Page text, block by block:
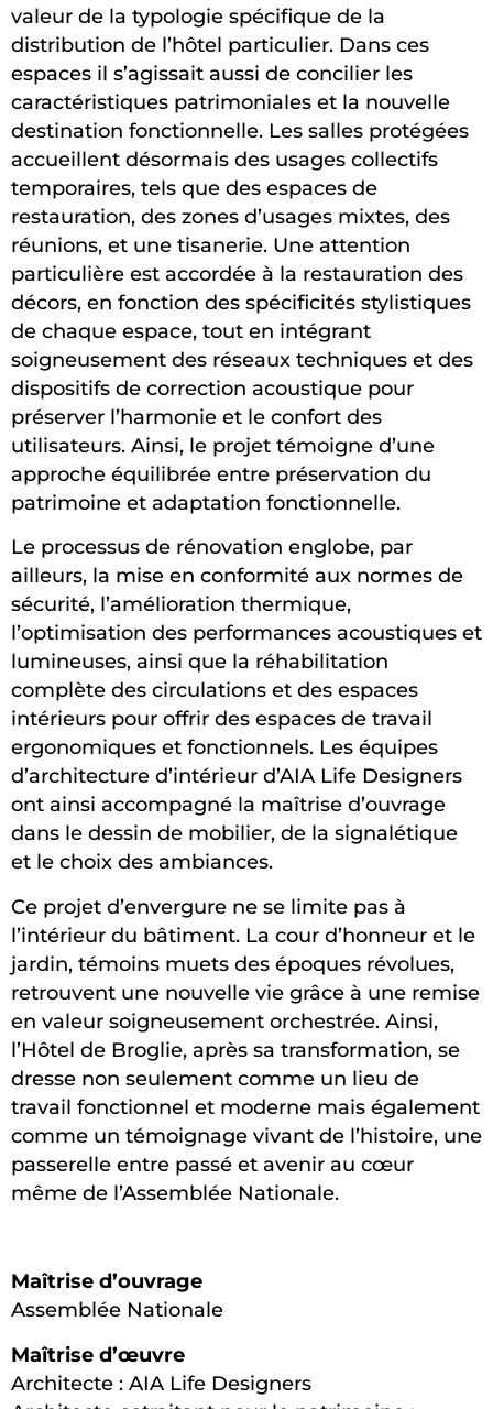
valeur de la typologie spécifique de la
distribution de l’hôtel particulier. Dans ces
espaces il s’agissait aussi de concilier les
caractéristiques patrimoniales et la nouvelle
destination fonctionnelle. Les salles protégées
accueillent désormais des usages collectifs
temporaires, tels que des espaces de
restauration, des zones d’usages mixtes, des
réunions, et une tisanerie. Une attention
particulière est accordée à la restauration des
décors, en fonction des spécificités stylistiques
de chaque espace, tout en intégrant
soigneusement des réseaux techniques et des
dispositifs de correction acoustique pour
préserver l’harmonie et le confort des
utilisateurs. Ainsi, le projet témoigne d’une
approche équilibrée entre préservation du
patrimoine et adaptation fonctionnelle.
Le processus de rénovation englobe, par
ailleurs, la mise en conformité aux normes de
sécurité, l’amélioration thermique,
l’optimisation des performances acoustiques et
lumineuses, ainsi que la réhabilitation
complète des circulations et des espaces
intérieurs pour offrir des espaces de travail
ergonomiques et fonctionnels. Les équipes
d’architecture d’intérieur d’AIA Life Designers
ont ainsi accompagné la maîtrise d’ouvrage
dans le dessin de mobilier, de la signalétique
et le choix des ambiances.
Ce projet d’envergure ne se limite pas à
l’intérieur du bâtiment. La cour d’honneur et le
jardin, témoins muets des époques révolues,
retrouvent une nouvelle vie grâce à une remise
en valeur soigneusement orchestrée. Ainsi,
l’Hôtel de Broglie, après sa transformation, se
dresse non seulement comme un lieu de
travail fonctionnel et moderne mais également
comme un témoignage vivant de l’histoire, une
passerelle entre passé et avenir au cœur
même de l’Assemblée Nationale.
Maîtrise d’ouvrage
Assemblée Nationale
Maîtrise d’œuvre
Architecte : AIA Life Designers